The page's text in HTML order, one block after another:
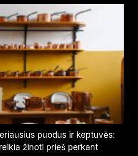
puodus ir keptuvės:
žinoti prieš perkant